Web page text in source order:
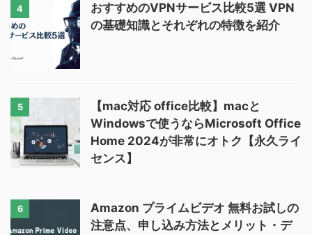
4
おすすめのVPNサービス比較5選 VPN
の基礎知識とそれぞれの特徴を紹介
5
【mac対応 office比較】macと
Windowsで使うならMicrosoft Office
Home 2024が非常にオトク【永久ライ
センス】
6
Amazon プライムビデオ 無料お試しの
注意点、申し込み方法とメリット・デ